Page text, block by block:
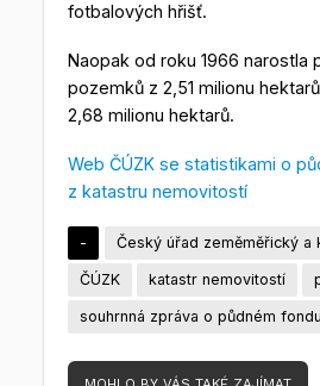
fotbalových hřišť.
Naopak od roku 1966 narostla
pozemků z 2,51 milionu
2,68 milionu hektarů.
Web ČÚZK se statistikami o
z katastru nemovitostí
- Český úřad zeměměřický a
ČÚZK katastr nemovitostí
souhrnná zpráva o půdném fondu